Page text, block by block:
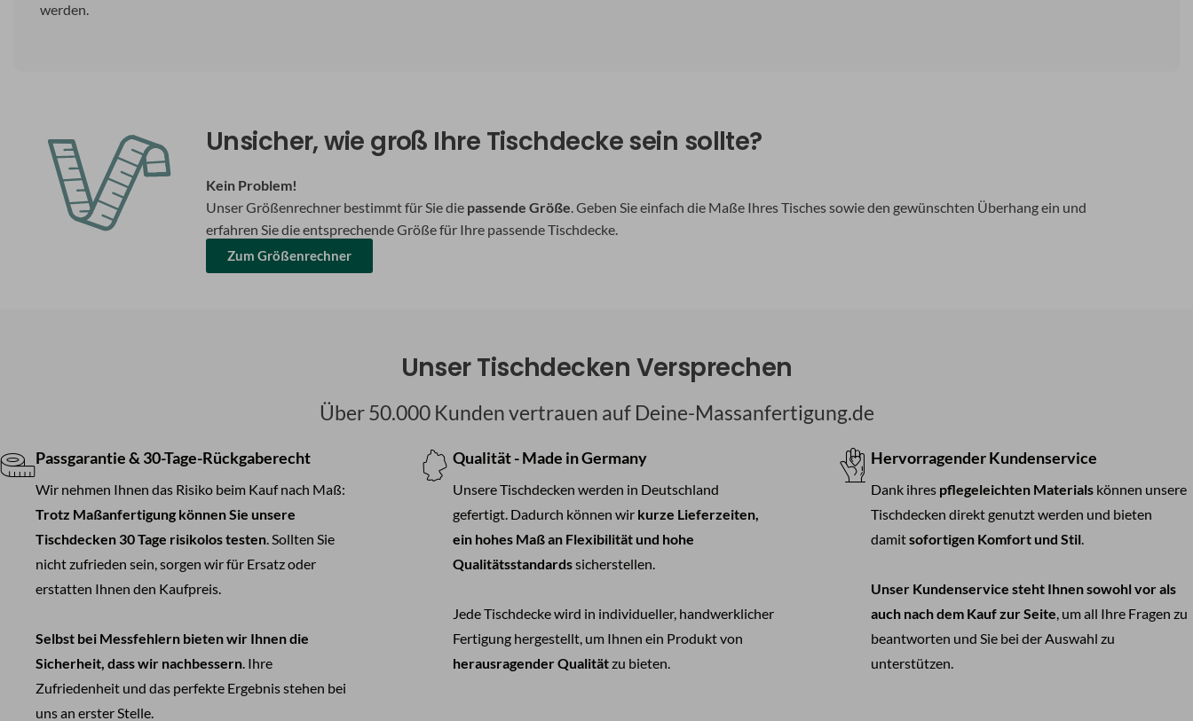
werden.
Unsicher, wie groß Ihre Tischdecke sein sollte?
Kein Problem!
Unser Größenrechner bestimmt für Sie die passende Größe . Geben Sie einfach die Maße Ihres Tisches sowie den gewünschten Überhang ein und
erfahren Sie die entsprechende Größe für Ihre passende Tischdecke.
Zum Größenrechner
Unser Tischdecken Versprechen
Über 50.000 Kunden vertrauen auf Deine-Massanfertigung.de
Passgarantie & 30-Tage-Rückgaberecht
Wir nehmen Ihnen das Risiko beim Kauf nach Maß:
Trotz Maßanfertigung können Sie unsere
Tischdecken 30 Tage risikolos testen . Sollten Sie
nicht zufrieden sein, sorgen wir für Ersatz oder
erstatten Ihnen den Kaufpreis.
Selbst bei Messfehlern bieten wir Ihnen die
Sicherheit, dass wir nachbessern . Ihre
Zufriedenheit und das perfekte Ergebnis stehen bei
uns an erster Stelle.
Qualität - Made in Germany
Unsere Tischdecken werden in Deutschland
gefertigt. Dadurch können wir kurze Lieferzeiten,
ein hohes Maß an Flexibilität und hohe
Qualitätsstandardssicherstellen.
Jede Tischdecke wird in individueller, handwerklicher
Fertigung hergestellt, um Ihnen ein Produkt von
herausragender Qualitätzu bieten.
Hervorragender Kundenservice
Dank ihres pflegeleichten Materialskönnen unsere
Tischdecken direkt genutzt werden und bieten
damitsofortigen Komfort und Stil.
Unser Kundenservice steht Ihnen sowohl vor als
auch nach dem Kauf zur Seite , um all Ihre Fragen zu
beantworten und Sie bei der Auswahl zu
unterstützen.